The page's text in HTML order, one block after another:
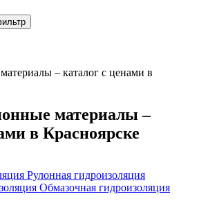
– каталог с ценами в
материалы –
в Красноярске
Рулонная гидроизоляция
Обмазочная гидроизоляция